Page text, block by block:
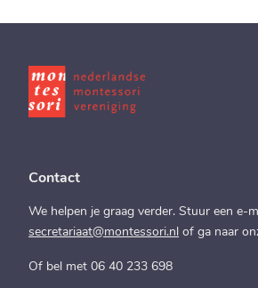
Contact
We helpen je graag verder. Stuur een e-
secretariaat@montessori.nl of ga naar
Of bel met 06 40 233 698